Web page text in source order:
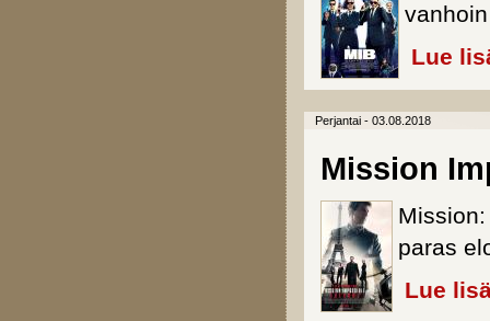
Lue
Perjantai - 03.08.2018
Mission
paras
Lue